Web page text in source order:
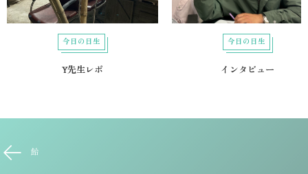
今日の日生
Y先生レポ
今日の日生
インタビュー
飴